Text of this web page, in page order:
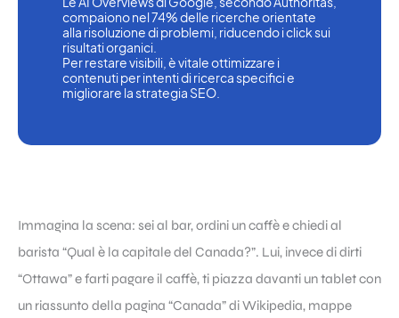
compaiono nel 74% delle ricerche orientate
alla risoluzione di problemi, riducendo i click sui
risultati organici.
Per restare visibili, è vitale ottimizzare i
contenuti per intenti di ricerca specifici e
migliorare la strategia SEO.
Immagina la scena: sei al bar, ordini un caffè e chiedi al
barista “Qual è la capitale del Canada?”. Lui, invece di dirti
“Ottawa” e farti pagare il caffè, ti piazza davanti un tablet con
un riassunto della pagina “Canada” di Wikipedia, mappe